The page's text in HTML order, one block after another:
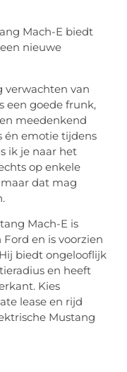
Mach-E biedt
nieuwe
verwachten van
een goede frunk,
meedenkend
én emotie tijdens
ik je naar het
op enkele
dat mag
Mach-E is
en is voorzien
biedt ongelooflijk
en heeft
Kies
lease en rijd
Mustang